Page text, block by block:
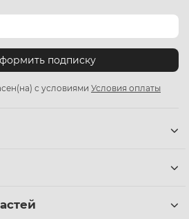
подписку
с условиями Условия оплаты